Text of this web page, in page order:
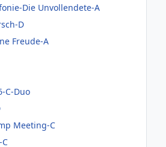
Die Unvollendete-A
D
Freude-A
C-Duo
Meeting-C